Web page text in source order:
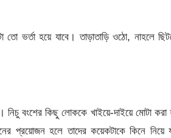
ভর্তা হয়ে যাবে। তাড়াতাড়ি ওঠো, নাহলে
বংশের কিছু লোককে খাইয়ে-দাইয়ে মোটা করা
হলে তাদের কয়েকটাকে কিনে নিয়ে